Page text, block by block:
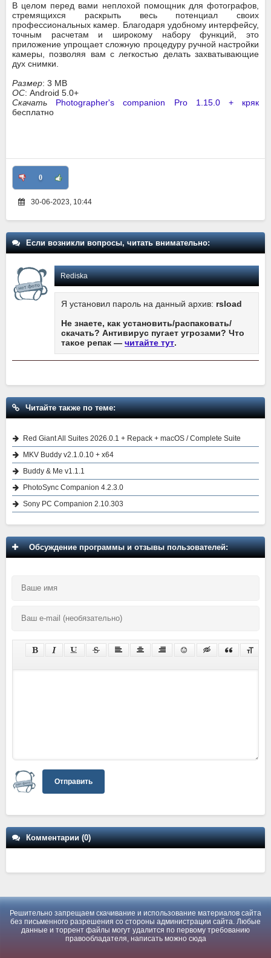
В целом перед вами неплохой помощник для фотографов,
стремящихся раскрыть весь потенциал своих
профессиональных камер. Благодаря удобному интерфейсу,
точным расчетам и широкому набору функций, это
приложение упрощает сложную процедуру ручной настройки
камеры, позволяя вам с легкостью делать захватывающие
дух снимки.
Размер: 3 MB
ОС: Android 5.0+
Скачать Photographer's companion Pro 1.15.0 + кряк
бесплатно
0
30-06-2023, 10:44
Если возникли вопросы, читать внимательно:
Rediska
Я установил пароль на данный архив: rsload
Не знаете, как установить/распаковать/
скачать? Антивирус пугает угрозами? Что
такое репак — читайте тут.
Читайте также по теме:
Red Giant All Suites 2026.0.1 + Repack + macOS / Complete Suite
MKV Buddy v2.1.0.10 + x64
Buddy & Me v1.1.1
PhotoSync Companion 4.2.3.0
Sony PC Companion 2.10.303
Обсуждение программы и отзывы пользователей:
Отправить
Комментарии (0)
Решительно запрещаем скачивание и использование материалов сайта
без письменного разрешения со стороны администрации сайта. Любые
данные и торрент файлы могут удалится по первому требованию
правообладателя, написать можно сюда